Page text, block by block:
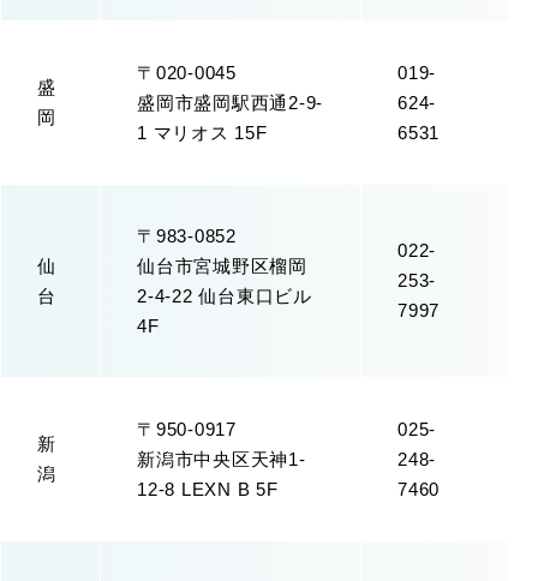
盛
岡
〒020-0045
盛岡市盛岡駅西通2-9-
1 マリオス 15F
019-
624-
6531
仙
台
〒983-0852
仙台市宮城野区榴岡
2-4-22 仙台東口ビル
4F
022-
253-
7997
新
潟
〒950-0917
新潟市中央区天神1-
12-8 LEXN B 5F
025-
248-
7460